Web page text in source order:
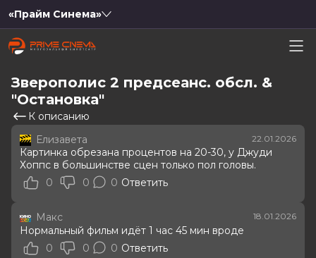
«Прайм Синема»
Зверополис 2 предсеанс. обсл. &
"Остановка"
К описанию
Елизавета
22.01.2026
Картинка обрезана процентов на 20-30, у Джуди
Хоппс в большинстве сцен только пол головы.
0
0 0 Ответить
Макс 18.01.2026
Нормальный фильм идёт 1 час 45 мин вроде
0
0 0 Ответить